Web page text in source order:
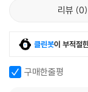
과 오인의 동학적 힘
흑인, 치카나(멕시코
라고 할 수 있다), 긍
것으로 들릴 수도 (해
해야 할까 말아야 할
자율성, 행위성
도 하고, 남성중심적
할 것으로 비판받기
수행성의 결과, 개인
리뷰 0
클린봇이 부적절
구매한줄평